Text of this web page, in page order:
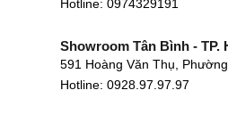
Hotline: 0974329191
Showroom Tân Bình - TP.
591 Hoàng Văn Thụ,
Hotline: 0928.97.97.97